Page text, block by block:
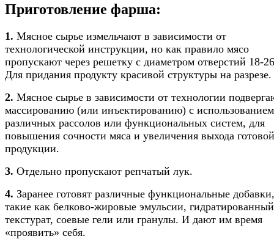
Приготовление фарша:
1. Мясное сырье измельчают в зависимости от
технологической инструкции, но как правило мясо
пропускают через решетку с диаметром отверстий 18-
Для придания продукту красивой структуры на разрезе.
2. Мясное сырье в зависимости от технологии
массированию (или инъектированию) с использованием
различных рассолов или функциональных систем, для
повышения сочности мяса и увеличения выхода готовой
продукции.
3. Отдельно пропускают репчатый лук.
4. Заранее готовят различные функциональные добавки,
такие как белково-жировые эмульсии, гидратированный
текстурат, соевые гели или гранулы. И дают им время
«проявить» себя.